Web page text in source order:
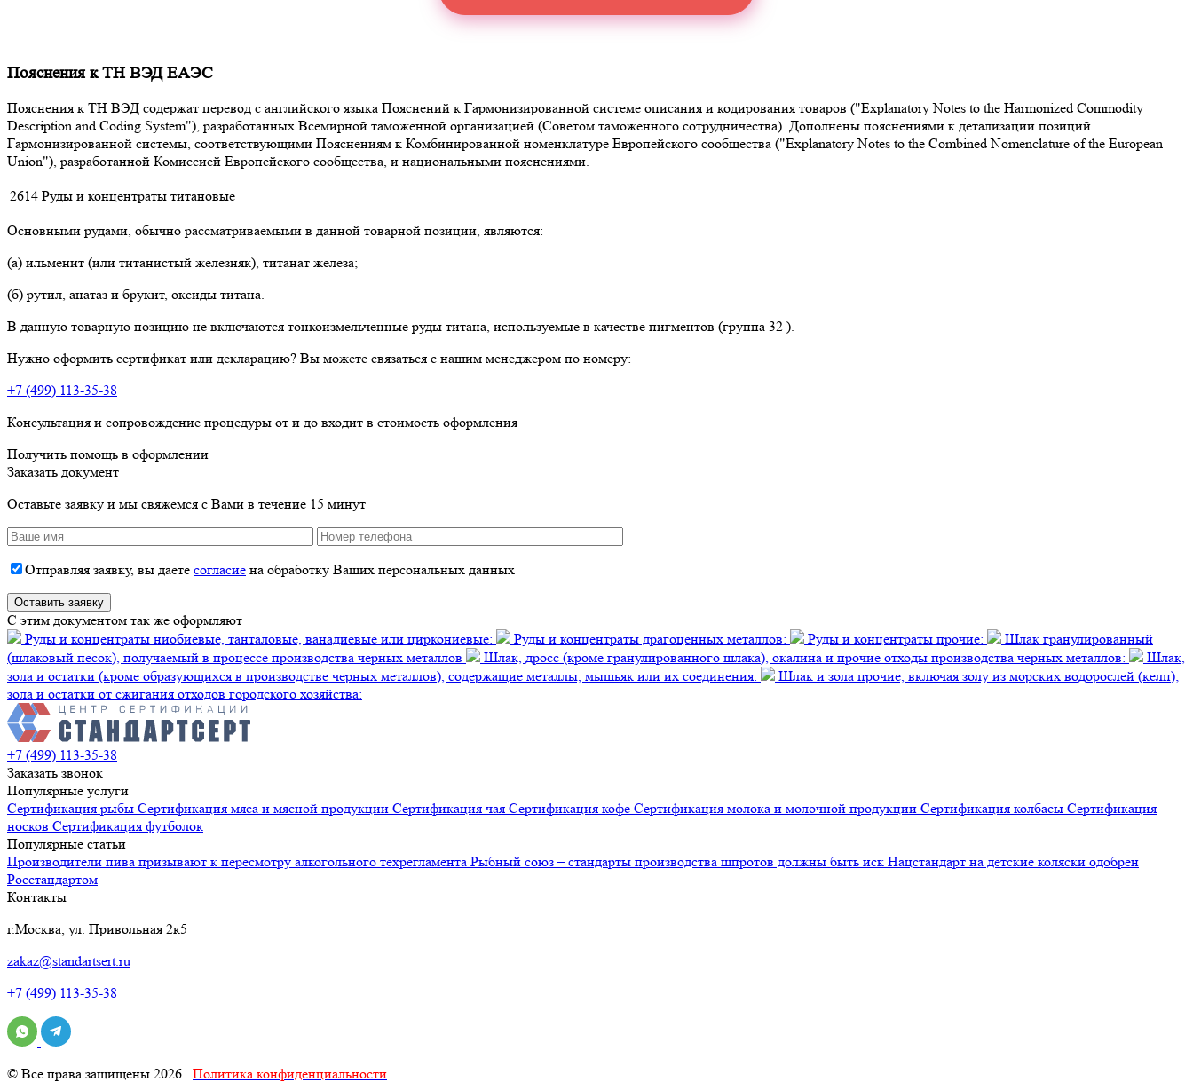
Пояснения к ТН ВЭД ЕАЭС
Пояснения к ТН ВЭД содержат перевод с английского языка Пояснений к Гармонизированной системе описания и кодирования товаров ("Explanatory Notes to the Harmonized Commodity
Description and Coding System"), разработанных Всемирной таможенной организацией (Советом таможенного сотрудничества). Дополнены пояснениями к детализации позиций
Гармонизированной системы, соответствующими Пояснениям к Комбинированной номенклатуре Европейского сообщества ("Explanatory Notes to the Combined Nomenclature of the European
Union"), разработанной Комиссией Европейского сообщества, и национальными пояснениями.
2614 Руды и концентраты титановые
Основными рудами, обычно рассматриваемыми в данной товарной позиции, являются:
(а) ильменит (или титанистый железняк), титанат железа;
(б) рутил, анатаз и брукит, оксиды титана.
В данную товарную позицию не включаются тонкоизмельченные руды титана, используемые в качестве пигментов (группа 32 ).
Нужно оформить сертификат или декларацию? Вы можете связаться с нашим менеджером по номеру:
+7 (499) 113-35-38
Консультация и сопровождение процедуры от и до входит в стоимость оформления
Получить помощь в оформлении
Заказать документ
Оставьте заявку и мы свяжемся с Вами в течение 15 минут
Отправляя заявку, вы даете согласие на обработку Ваших персональных данных
C этим документом так же оформляют
Руды и концентраты ниобиевые, танталовые, ванадиевые или циркониевые:
Руды и концентраты драгоценных металлов: Руды и концентраты прочие:
Шлак гранулированный
(шлаковый песок), получаемый в процессе производства черных металлов
Шлак, дросс (кроме гранулированного шлака), окалина и прочие отходы производства черных металлов:
Шлак,
зола и остатки (кроме образующихся в производстве черных металлов), содержащие металлы, мышьяк или их соединения:
Шлак и зола прочие, включая золу из морских водорослей (келп);
зола и остатки от сжигания отходов городского хозяйства:
+7 (499) 113-35-38
Заказать звонок
Популярные услуги
Сертификация рыбы Сертификация мяса и мясной продукции Сертификация чая Сертификация кофе Сертификация молока и молочной продукции Сертификация колбасы Сертификация
носков Сертификация футболок
Популярные статьи
Производители пива призывают к пересмотру алкогольного техрегламента Рыбный союз – стандарты производства шпротов должны быть иск Нацстандарт на детские коляски одобрен
Росстандартом
Контакты
г.Москва, ул. Привольная 2к5
zakaz@standartsert.ru
+7 (499) 113-35-38
© Все права защищены 2026 Политика конфиденциальности